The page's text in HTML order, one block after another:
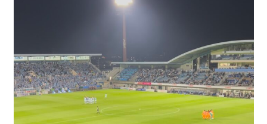
キママプラス
納得リフォームスタジオ nattoku リノベ